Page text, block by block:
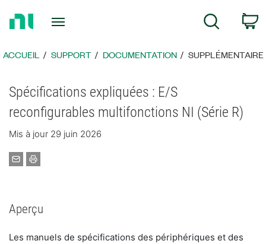
page
ACCUEIL SUPPORT DOCUMENTATION SUPPLÉMENTAIRE
Spécifications expliquées : E/S
reconfigurables multifonctions NI (Série R)
Mis à jour 29 juin 2026
Aperçu
Les manuels de spécifications des périphériques et des